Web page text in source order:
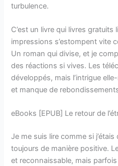
turbulence.
C’est un livre qui livres gratuits
impressions s’estompent vite
Un roman qui divise, et je
des réactions si vives. Les
développés, mais l’intrigue
et manque de
eBooks [EPUB] Le retour de
Je me suis lire comme si
toujours de manière positive.
et reconnaissable, mais parfois